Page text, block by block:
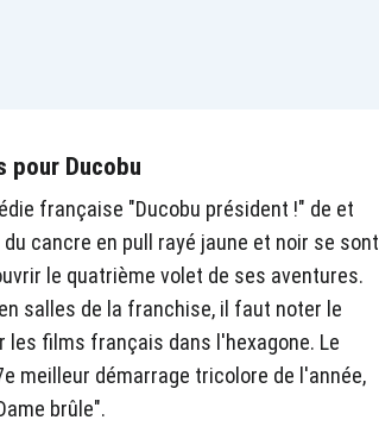
pour Ducobu
française "Ducobu président !" de et
cancre en pull rayé jaune et noir se sont
le quatrième volet de ses aventures.
salles de la franchise, il faut noter le
films français dans l'hexagone. Le
meilleur démarrage tricolore de l'année,
brûle".